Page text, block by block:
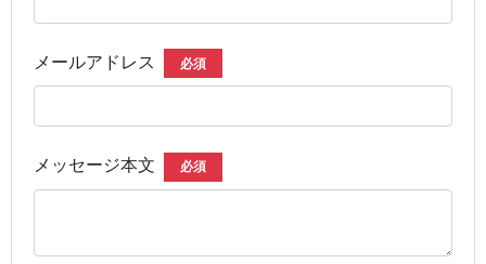
メールアドレス 必須
メッセージ本文 必須